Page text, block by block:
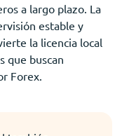
a largo plazo. La
estable y
la licencia local
que buscan
Forex.